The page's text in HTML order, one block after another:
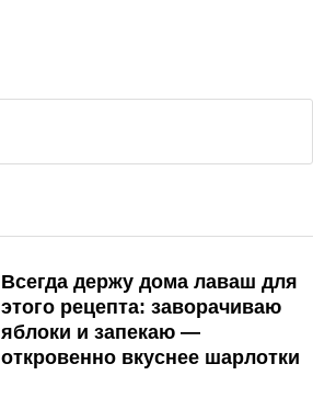
Всегда держу дома лаваш для
этого рецепта: заворачиваю
яблоки и запекаю —
откровенно вкуснее шарлотки